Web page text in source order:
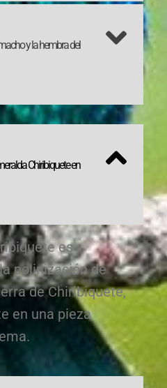
y la hembra del
Chiribiquete en
es
polinización de
de Chiribiquete,
en una pieza